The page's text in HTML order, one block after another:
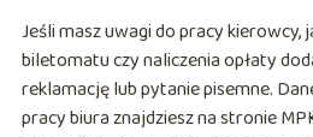
Jeśli masz uwagi do pracy kierowcy,
biletomatu czy naliczenia opłaty
reklamację lub pytanie pisemne.
pracy biura znajdziesz na stronie